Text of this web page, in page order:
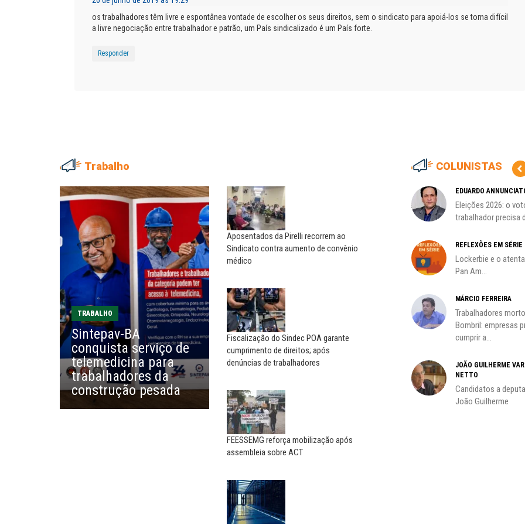
os trabalhadores têm livre e espontânea vontade de escolher os seus direitos, sem o sindicato para apoiá-los se torna difícil
a livre negociação entre trabalhador e patrão, um País sindicalizado é um País forte.
Responder
Trabalho
TRABALHO
Sintepav-BA
conquista serviço de
telemedicina para
trabalhadores da
construção pesada
Aposentados da Pirelli recorrem ao
Sindicato contra aumento de convênio
médico
Fiscalização do Sindec POA garante
cumprimento de direitos; após
denúncias de trabalhadores
FEESSEMG reforça mobilização após
assembleia sobre ACT
COLUNISTAS
NILTON NECO
Sindec: 94 anos de união e
MARIA AUXILIADORA
Agosto Lilás: todos e todas no
combate à...
EDUARDO ANNUNCIATO CHICÃO
Sem salário digno e proteção
social, não existe...
EUSÉBIO PINTO NETO
A fortaleza do sindicato
SERGIO LUIZ LEITE (SERGINHO)
Saúde mental:
responsabilidade de todos
MARCOS VERLAINE
Nem reconstruir, nem
reinventar, o sindicalismo
precisa voltar...
MIGUEL TORRES
A luta continua: agora o foco é
o...
CARLOS LOPES
O resgate do nosso Estado
Nacional; por Carlos...
A geopolítica nas eleições de
EDUARDO
Eleições 2026: o
trabalhador precisa
REFLEXÕES EM SÉRIE
Lockerbie e o
Pan Am...
MÁRCIO FERREIRA
Trabalhadores
Bombril: empresas
cumprir a...
JOÃO GUILHERME
NETTO
Candidatos a
João Guilherme